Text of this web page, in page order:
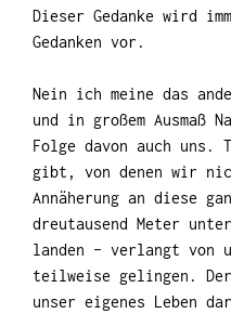
Dieser Gedanke wird
Gedanken vor.
Nein ich meine das
und in großem
Folge davon auch uns.
gibt, von denen wir
Annäherung an diese
dreutausend Meter
landen – verlangt von
teilweise gelingen.
unser eigenes Leben